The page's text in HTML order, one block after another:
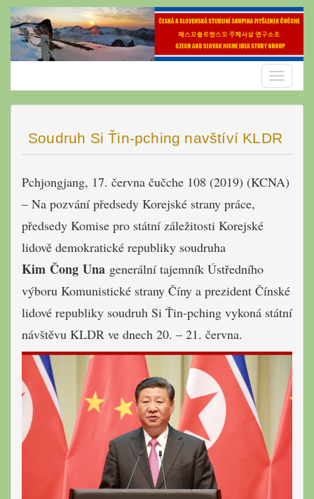
Skip
content
Toggle
Soudruh Si Ťin-pching navštíví KLDR
Pchjongjang, 17. června čučche 108 (2019) (KCNA)
– Na pozvání předsedy Korejské strany práce,
předsedy Komise pro státní záležitosti Korejské
lidově demokratické republiky soudruha
Kim Čong Una generální tajemník Ústředního
výboru Komunistické strany Číny a prezident Čínské
lidové republiky soudruh Si Ťin-pching vykoná státní
návštěvu KLDR ve dnech 20. – 21. června.